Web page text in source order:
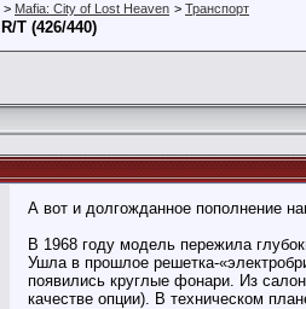
> Mafia: City of Lost Heaven > Транспорт
T (426/440)
А вот и долгожданное пополнение
В 1968 году модель пережила
Ушла в прошлое решетка-
появились круглые фонари. Из
качестве опции). В техническом